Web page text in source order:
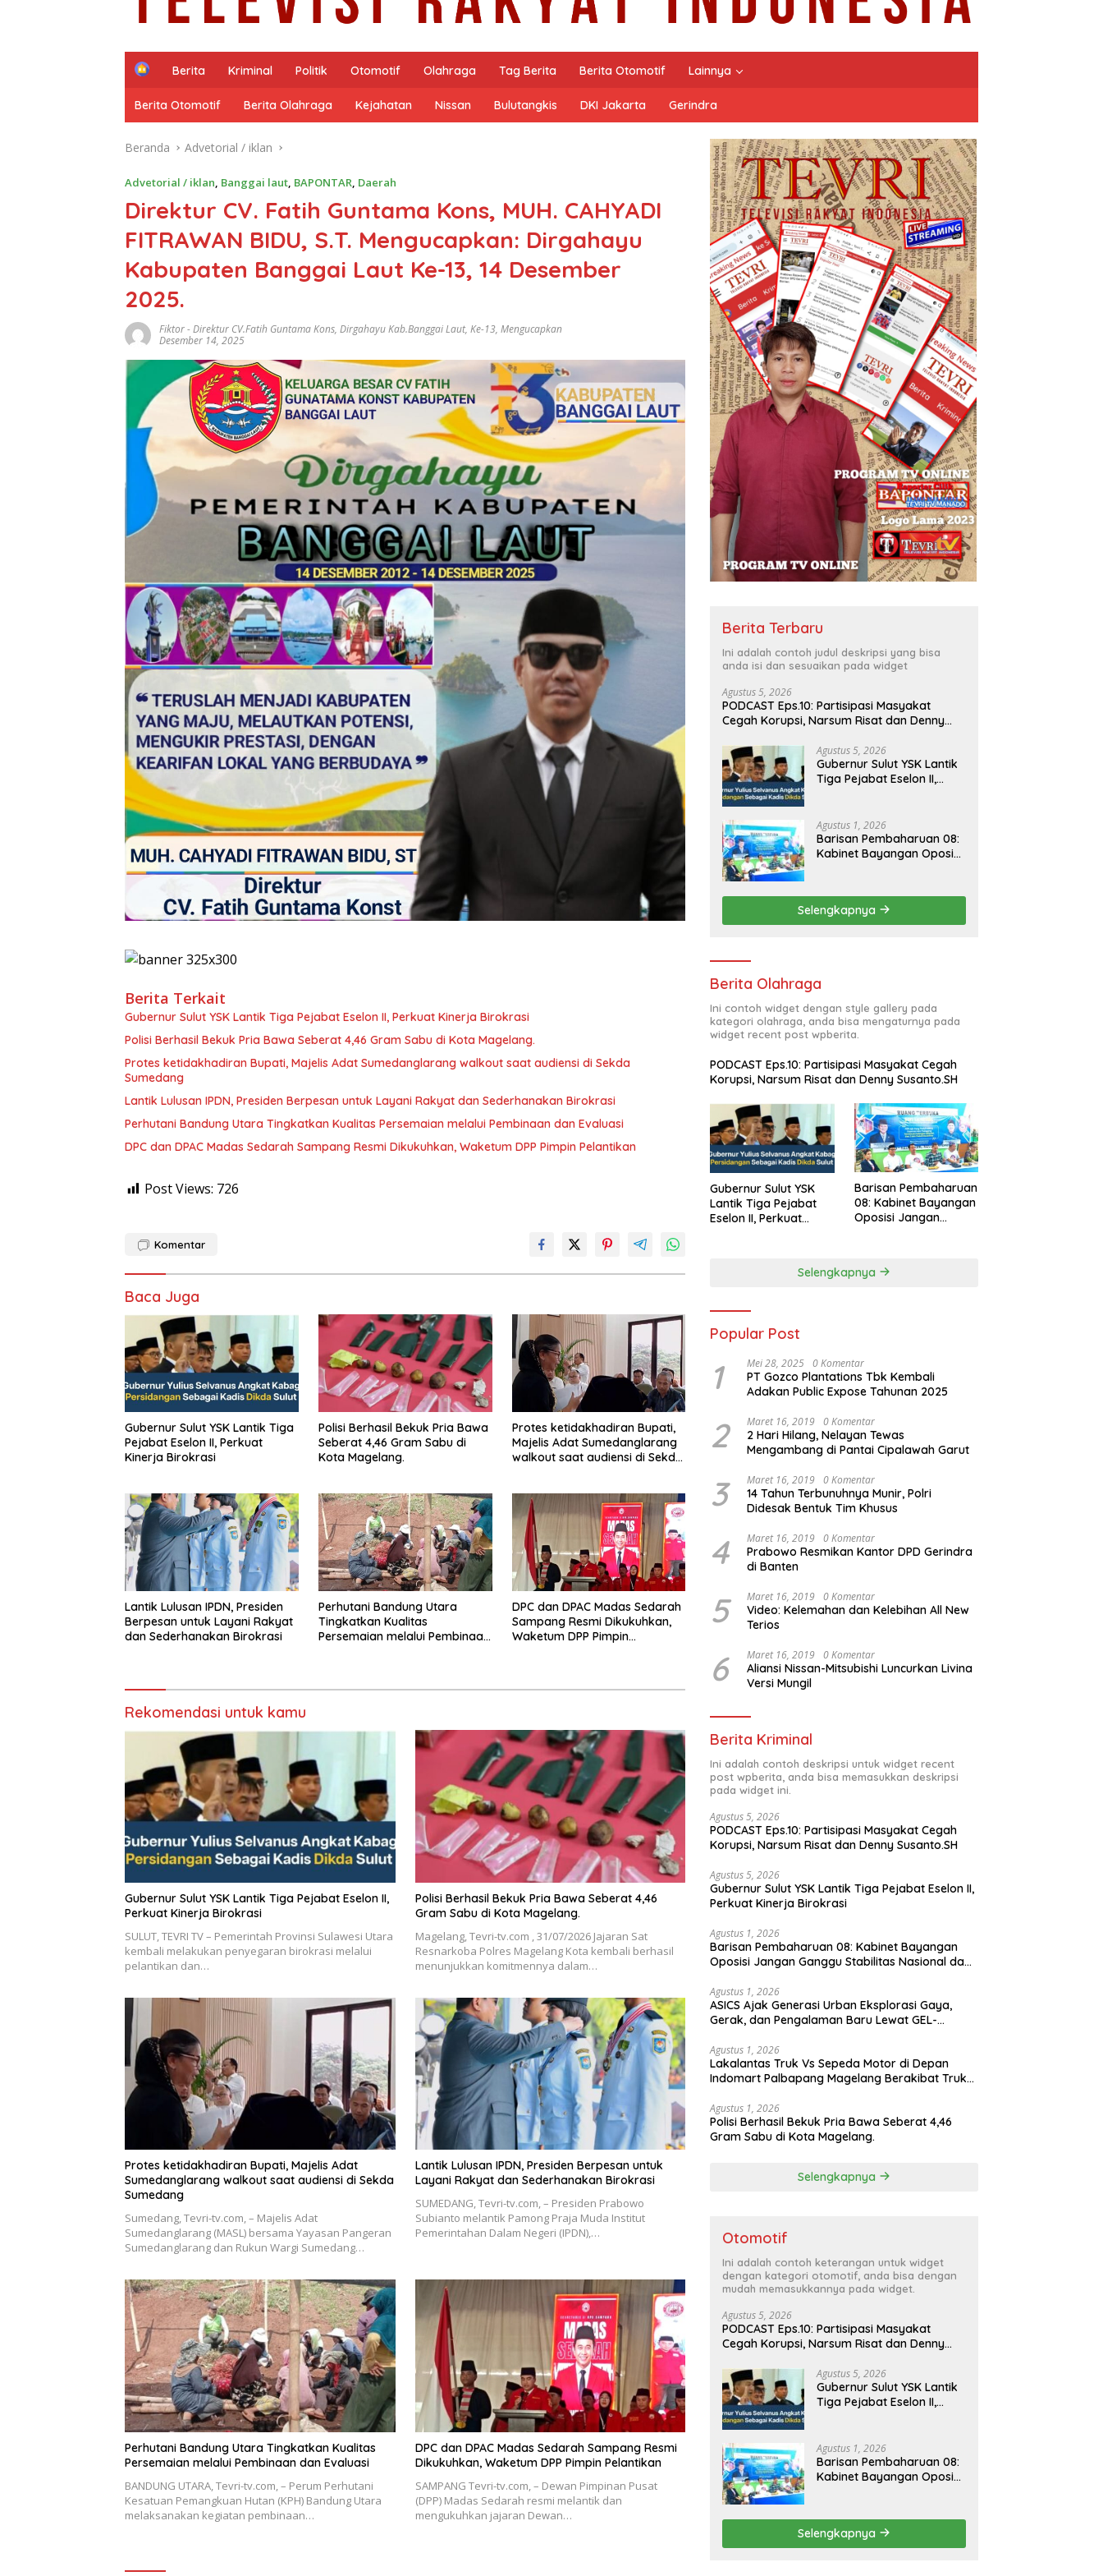
H
m
e
Berita Kriminal Politik Otomotif Olahraga Tag Berita Berita Otomotif Lainnya
Berita Otomotif Berita Olahraga Kejahatan Nissan Bulutangkis DKI Jakarta Gerindra
Beranda Advetorial / iklan
Advetorial / iklan, Banggai laut, BAPONTAR, Daerah
Direktur CV. Fatih Guntama Kons, MUH. CAHYADI
FITRAWAN BIDU, S.T. Mengucapkan: Dirgahayu
Kabupaten Banggai Laut Ke-13, 14 Desember
2025.
Fiktor-Direktur CV.Fatih Guntama Kons, Dirgahayu Kab.Banggai Laut, Ke-13, Mengucapkan
Desember 14, 2025
Berita Terkait
Gubernur Sulut YSK Lantik Tiga Pejabat Eselon II, Perkuat Kinerja Birokrasi
Polisi Berhasil Bekuk Pria Bawa Seberat 4,46 Gram Sabu di Kota Magelang.
Protes ketidakhadiran Bupati, Majelis Adat Sumedanglarang walkout saat audiensi di Sekda
Sumedang
Lantik Lulusan IPDN, Presiden Berpesan untuk Layani Rakyat dan Sederhanakan Birokrasi
Perhutani Bandung Utara Tingkatkan Kualitas Persemaian melalui Pembinaan dan Evaluasi
DPC dan DPAC Madas Sedarah Sampang Resmi Dikukuhkan, Waketum DPP Pimpin Pelantikan
Post Views: 726
Komentar
Baca Juga
Gubernur Sulut YSK Lantik Tiga
Pejabat Eselon II, Perkuat
Kinerja Birokrasi
Polisi Berhasil Bekuk Pria Bawa
Seberat 4,46 Gram Sabu di
Kota Magelang.
Protes ketidakhadiran Bupati,
Majelis Adat Sumedanglarang
walkout saat audiensi di Sekda
Lantik Lulusan IPDN, Presiden
Berpesan untuk Layani Rakyat
dan Sederhanakan Birokrasi
Perhutani Bandung Utara
Tingkatkan Kualitas
Persemaian melalui Pembinaan
DPC dan DPAC Madas Sedarah
Sampang Resmi Dikukuhkan,
Waketum DPP Pimpin
Rekomendasi untuk kamu
Gubernur Sulut YSK Lantik Tiga Pejabat Eselon II,
Perkuat Kinerja Birokrasi
SULUT, TEVRI TV – Pemerintah Provinsi Sulawesi Utara
kembali melakukan penyegaran birokrasi melalui
pelantikan dan…
Polisi Berhasil Bekuk Pria Bawa Seberat 4,46
Gram Sabu di Kota Magelang.
Magelang, Tevri-tv.com , 31/07/2026 Jajaran Sat
Resnarkoba Polres Magelang Kota kembali berhasil
menunjukkan komitmennya dalam…
Protes ketidakhadiran Bupati, Majelis Adat
Sumedanglarang walkout saat audiensi di Sekda
Sumedang
Sumedang, Tevri-tv.com, – Majelis Adat
Sumedanglarang (MASL) bersama Yayasan Pangeran
Sumedanglarang dan Rukun Wargi Sumedang…
Lantik Lulusan IPDN, Presiden Berpesan untuk
Layani Rakyat dan Sederhanakan Birokrasi
SUMEDANG, Tevri-tv.com, – Presiden Prabowo
Subianto melantik Pamong Praja Muda Institut
Pemerintahan Dalam Negeri (IPDN),…
Perhutani Bandung Utara Tingkatkan Kualitas
Persemaian melalui Pembinaan dan Evaluasi
BANDUNG UTARA, Tevri-tv.com, – Perum Perhutani
Kesatuan Pemangkuan Hutan (KPH) Bandung Utara
melaksanakan kegiatan pembinaan…
DPC dan DPAC Madas Sedarah Sampang Resmi
Dikukuhkan, Waketum DPP Pimpin Pelantikan
SAMPANG Tevri-tv.com, – Dewan Pimpinan Pusat
(DPP) Madas Sedarah resmi melantik dan
mengukuhkan jajaran Dewan…
Berita Terbaru
Ini adalah contoh judul deskripsi yang bisa
anda isi dan sesuaikan pada widget
Agustus 5, 2026
PODCAST Eps.10: Partisipasi Masyakat
Cegah Korupsi, Narsum Risat dan Denny
Agustus 5, 2026
Gubernur Sulut YSK Lantik
Tiga Pejabat Eselon II,
Agustus 1, 2026
Barisan Pembaharuan 08:
Kabinet Bayangan Oposisi
Asta Cita Prabowo-Gibran
Selengkapnya
Berita Olahraga
Ini contoh widget dengan style gallery pada
kategori olahraga, anda bisa mengaturnya pada
widget recent post wpberita.
PODCAST Eps.10: Partisipasi Masyakat Cegah
Korupsi, Narsum Risat dan Denny Susanto.SH
Gubernur Sulut YSK
Lantik Tiga Pejabat
Eselon II, Perkuat
Barisan Pembaharuan
08: Kabinet Bayangan
Oposisi Jangan
Prabowo-Gibran
Selengkapnya
Popular Post
1 Mei 28, 2025 0 Komentar
PT Gozco Plantations Tbk Kembali
Adakan Public Expose Tahunan 2025
2 Maret 16, 2019 0 Komentar
2 Hari Hilang, Nelayan Tewas
Mengambang di Pantai Cipalawah Garut
3 Maret 16, 2019 0 Komentar
14 Tahun Terbunuhnya Munir, Polri
Didesak Bentuk Tim Khusus
4 Maret 16, 2019 0 Komentar
Prabowo Resmikan Kantor DPD Gerindra
di Banten
5 Maret 16, 2019 0 Komentar
Video: Kelemahan dan Kelebihan All New
Terios
6 Maret 16, 2019 0 Komentar
Aliansi Nissan-Mitsubishi Luncurkan Livina
Versi Mungil
Berita Kriminal
Ini adalah contoh deskripsi untuk widget recent
post wpberita, anda bisa memasukkan deskripsi
pada widget ini.
Agustus 5, 2026
PODCAST Eps.10: Partisipasi Masyakat Cegah
Korupsi, Narsum Risat dan Denny Susanto.SH
Agustus 5, 2026
Gubernur Sulut YSK Lantik Tiga Pejabat Eselon II,
Perkuat Kinerja Birokrasi
Agustus 1, 2026
Barisan Pembaharuan 08: Kabinet Bayangan
Oposisi Jangan Ganggu Stabilitas Nasional dan
Agustus 1, 2026
ASICS Ajak Generasi Urban Eksplorasi Gaya,
Gerak, dan Pengalaman Baru Lewat GEL-
Agustus 1, 2026
Lakalantas Truk Vs Sepeda Motor di Depan
Indomart Palbapang Magelang Berakibat Truk
Agustus 1, 2026
Polisi Berhasil Bekuk Pria Bawa Seberat 4,46
Gram Sabu di Kota Magelang.
Selengkapnya
Otomotif
Ini adalah contoh keterangan untuk widget
dengan kategori otomotif, anda bisa dengan
mudah memasukkannya pada widget.
Agustus 5, 2026
PODCAST Eps.10: Partisipasi Masyakat
Cegah Korupsi, Narsum Risat dan Denny
Agustus 5, 2026
Gubernur Sulut YSK Lantik
Tiga Pejabat Eselon II,
Agustus 1, 2026
Barisan Pembaharuan 08:
Kabinet Bayangan Oposisi
Asta Cita Prabowo-Gibran
Selengkapnya